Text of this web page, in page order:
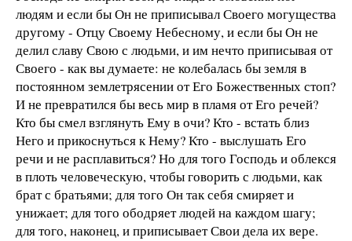
людям и если бы Он не приписывал Своего могущества
другому - Отцу Своему Небесному, и если бы Он не
делил славу Свою с людьми, и им нечто приписывая от
Своего - как вы думаете: не колебалась бы земля в
постоянном землетрясении от Его Божественных стоп?
И не превратился бы весь мир в пламя от Его речей?
Кто бы смел взглянуть Ему в очи? Кто - встать близ
Него и прикоснуться к Нему? Кто - выслушать Его
речи и не расплавиться? Но для того Господь и облекся
в плоть человеческую, чтобы говорить с людьми, как
брат с братьями; для того Он так себя смиряет и
унижает; для того ободряет людей на каждом шагу;
для того, наконец, и приписывает Свои дела их вере.